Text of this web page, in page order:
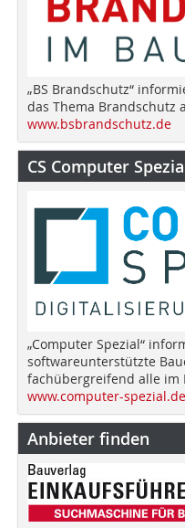
„BS Brandschutz“
das Thema Brandschutz
www.bsbrandschutz.de
CS Computer
„Computer Spezial“
softwareunterstützte
fachübergreifend alle im
www.computer-spezial.de
Anbieter finden